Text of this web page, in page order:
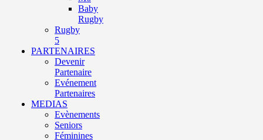
Baby
Rugby
Rugby
5
PARTENAIRES
Devenir
Partenaire
Evénement
Partenaires
MEDIAS
Evènements
Seniors
Féminines